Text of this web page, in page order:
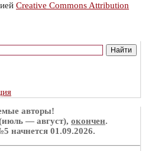
Creative Commons Attribution
авторы!
— август), окончен.
начнется 01.09.2026.